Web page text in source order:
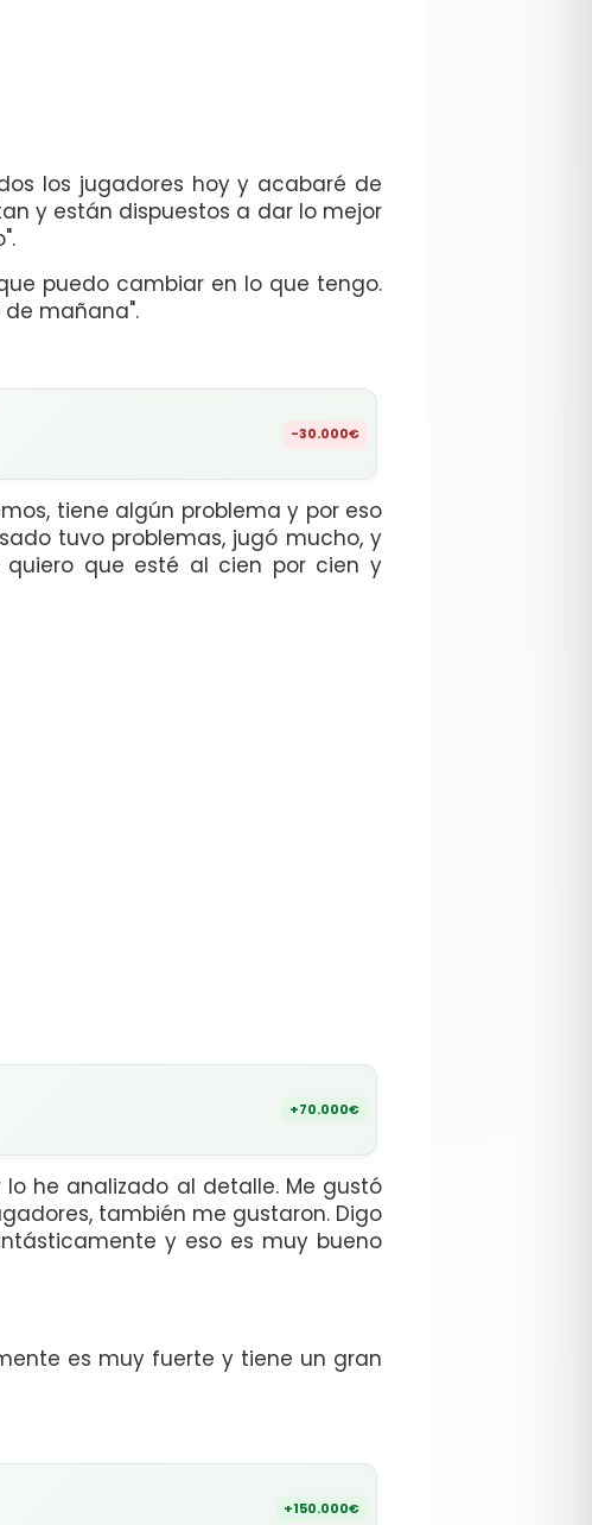
los jugadores hoy y acabaré de
y están dispuestos a dar lo mejor
puedo cambiar en lo que tengo.
mañana".
-30.000€
tiene algún problema y por eso
tuvo problemas, jugó mucho, y
que esté al cien por cien y
+70.000€
he analizado al detalle. Me gustó
también me gustaron. Digo
y eso es muy bueno
es muy fuerte y tiene un gran
+150.000€